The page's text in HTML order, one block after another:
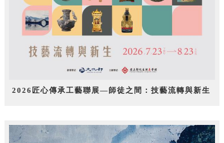
2026匠心傳承工藝聯展—師徒之間：技藝流轉與新生